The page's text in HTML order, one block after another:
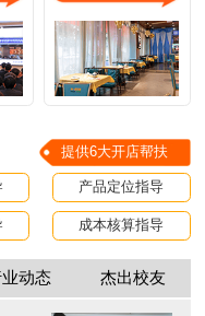
提供6大开店帮扶
产品定位指导
成本核算指导
动态 杰出校友